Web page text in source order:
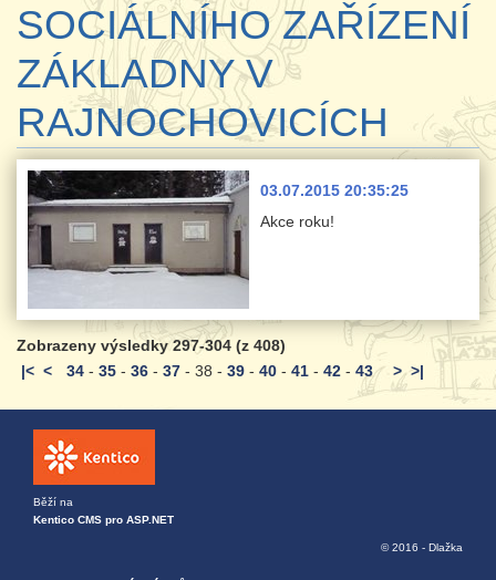
SOCIÁLNÍHO ZAŘÍZENÍ
ZÁKLADNY V
RAJNOCHOVICÍCH
03.07.2015 20:35:25
Akce roku!
Zobrazeny výsledky 297-304 (z 408)
|< < 34 - 35 - 36 - 37 - 38 - 39 - 40 - 41 - 42 - 43 > >|
Běží na
Kentico CMS pro ASP.NET
© 2016 - Dlažka